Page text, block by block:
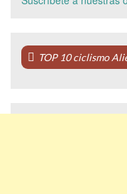
TOP 10 ciclismo